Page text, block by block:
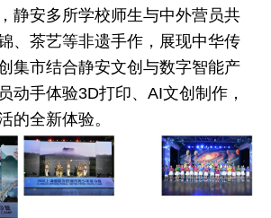
静安多所学校师生与中外营员共
、茶艺等非遗手作，展现中华传
集市结合静安文创与数字智能产
动手体验3D打印、AI文创制作，
的全新体验。